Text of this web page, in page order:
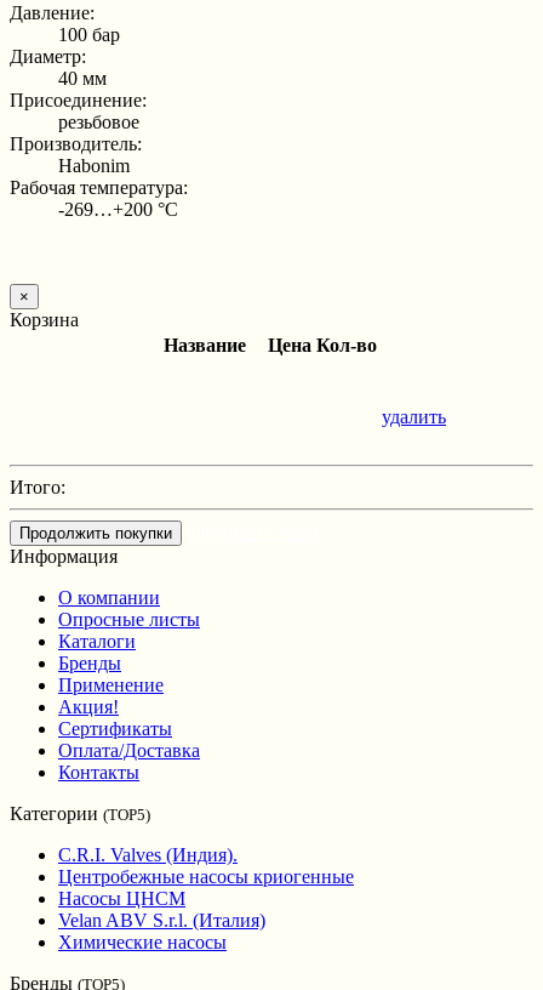
Давление:
100 бар
Диаметр:
40 мм
Присоединение:
резьбовое
Производитель:
Habonim
Рабочая температура:
-269…+200 °С
×
Корзина
Название
Цена Кол-во
удалить
Итого:
Продолжить покупки
Информация
О компании
Опросные листы
Каталоги
Бренды
Применение
Акция!
Сертификаты
Оплата/Доставка
Контакты
Категории (TOP5)
C.R.I. Valves (Индия).
Центробежные насосы криогенные
Насосы ЦНСМ
Velan ABV S.r.l. (Италия)
Химические насосы
Бренды (TOP5)